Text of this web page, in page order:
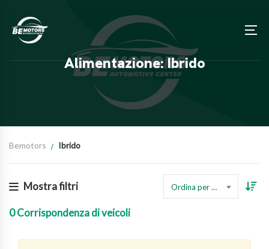
Alimentazione: Ibrido
Bemotors Ibrido
Mostra filtri Ordina per prezzo
0Corrispondenza di veicoli